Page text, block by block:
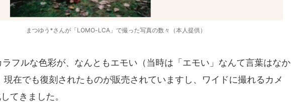
まつゆう*さんが「LOMO-LCA」で撮った写真の数々（本人提供）
フルな色彩が、なんともエモい（当時は「エモい」なんて言葉はなか
現在でも復刻されたものが販売されていますし、ワイドに撮れるカメ
てきました。